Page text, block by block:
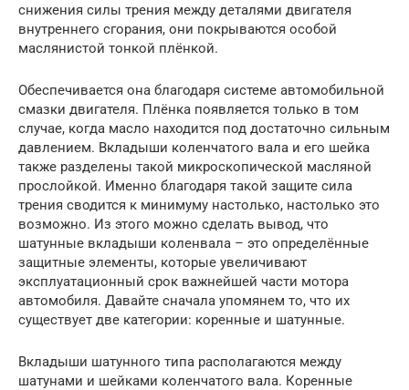
снижения силы трения между деталями двигателя
внутреннего сгорания, они покрываются особой
маслянистой тонкой плёнкой.
Обеспечивается она благодаря системе автомобильной
смазки двигателя. Плёнка появляется только в том
случае, когда масло находится под достаточно сильным
давлением. Вкладыши коленчатого вала и его шейка
также разделены такой микроскопической масляной
прослойкой. Именно благодаря такой защите сила
трения сводится к минимуму настолько, настолько это
возможно. Из этого можно сделать вывод, что
шатунные вкладыши коленвала – это определённые
защитные элементы, которые увеличивают
эксплуатационный срок важнейшей части мотора
автомобиля. Давайте сначала упомянем то, что их
существует две категории: коренные и шатунные.
Вкладыши шатунного типа располагаются между
шатунами и шейками коленчатого вала. Коренные